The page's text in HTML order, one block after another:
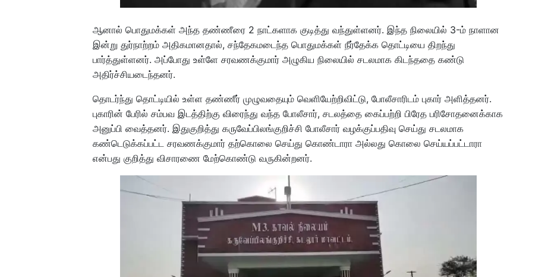
ஆனால் பொதுமக்கள் அந்த தண்ணீரை 2 நாட்களாக குடித்து வந்துள்ளனர். இந்த நிலையில் 3-ம் நாளான
இன்று துர்நாற்றம் அதிகமானதால், சந்தேகமடைந்த பொதுமக்கள் நீர்தேக்க தொட்டியை திறந்து
பார்த்துள்ளனர். அப்போது உள்ளே சரவணக்குமார் அழுகிய நிலையில் சடலமாக கிடந்ததை கண்டு
அதிர்ச்சியடைந்தனர்.
தொடர்ந்து தொட்டியில் உள்ள தண்ணீர் முழுவதையும் வெளியேற்றிவிட்டு, போலீசாரிடம் புகார் அளித்தனர்.
புகாரின் பேரில் சம்பவ இடத்திற்கு விரைந்து வந்த போலீசார், சடலத்தை கைப்பற்றி பிரேத பரிசோதனைக்காக
அனுப்பி வைத்தனர். இதுகுறித்து கருவேப்பிலங்குறிச்சி போலீசார் வழக்குப்பதிவு செய்து சடலமாக
கண்டெடுக்கப்பட்ட சரவணக்குமார் தற்கொலை செய்து கொண்டாரா அல்லது கொலை செய்யப்பட்டாரா
என்பது குறித்து விசாரணை மேற்கொண்டு வருகின்றனர்.